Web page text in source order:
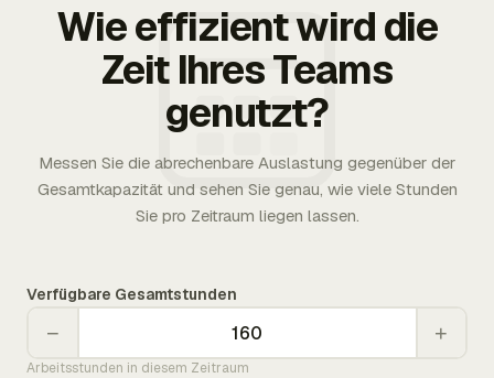
Wie effizient wird die
Zeit Ihres Teams
genutzt?
Messen Sie die abrechenbare Auslastung gegenüber der
Gesamtkapazität und sehen Sie genau, wie viele Stunden
Sie pro Zeitraum liegen lassen.
Verfügbare Gesamtstunden
− +
Arbeitsstunden in diesem Zeitraum